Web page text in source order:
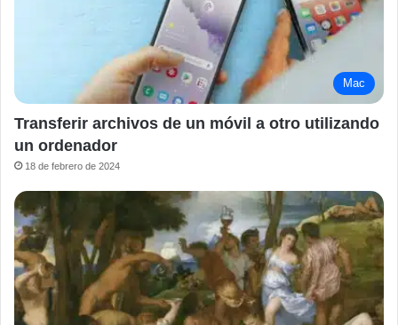
Mac
Transferir archivos de un móvil a otro utilizando
un ordenador
18 de febrero de 2024